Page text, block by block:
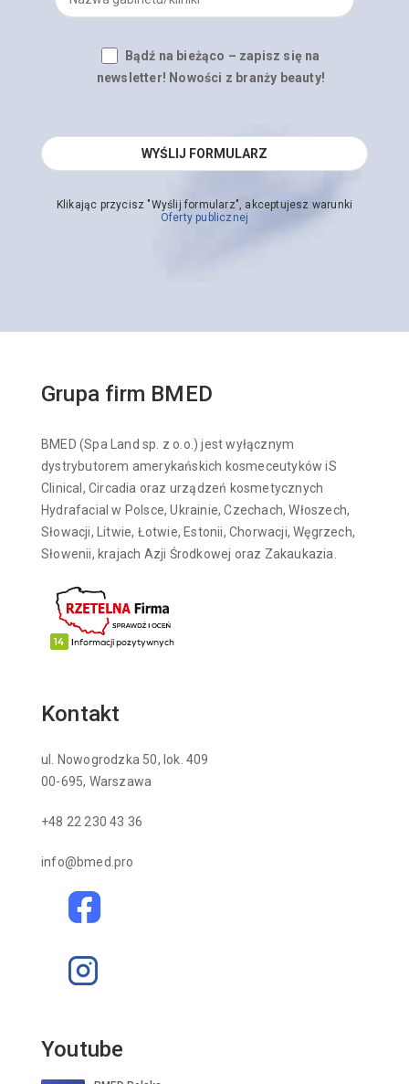
Bądź na bieżąco – zapisz się na
newsletter! Nowości z branży beauty!
Klikając przycisz "Wyślij formularz", akceptujesz warunki
Oferty publicznej
Grupa firm BMED
BMED (Spa Land sp. z o.o.) jest wyłącznym
dystrybutorem amerykańskich kosmeceutyków iS
Clinical, Circadia oraz urządzeń kosmetycznych
Hydrafacial w Polsce, Ukrainie, Czechach, Włoszech,
Słowacji, Litwie, Łotwie, Estonii, Chorwacji, Węgrzech,
Słowenii, krajach Azji Środkowej oraz Zakaukazia.
Kontakt
ul. Nowogrodzka 50, lok. 409
00-695, Warszawa
+48 22 230 43 36
info@bmed.pro
Youtube